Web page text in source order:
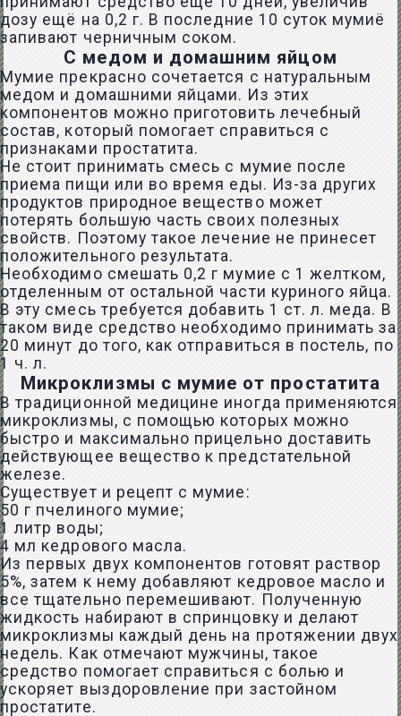
дозу ещё на 0,2 г. В последние 10 суток мумиё
запивают черничным соком.
С медом и домашним яйцом
Мумие прекрасно сочетается с натуральным
медом и домашними яйцами. Из этих
компонентов можно приготовить лечебный
состав, который помогает справиться с
признаками простатита.
Не стоит принимать смесь с мумие после
приема пищи или во время еды. Из-за других
продуктов природное вещество может
потерять большую часть своих полезных
свойств. Поэтому такое лечение не принесет
положительного результата.
Необходимо смешать 0,2 г мумие с 1 желтком,
отделенным от остальной части куриного яйца.
В эту смесь требуется добавить 1 ст. л. меда. В
таком виде средство необходимо принимать за
20 минут до того, как отправиться в постель, по
1 ч. л.
Микроклизмы с мумие от простатита
В традиционной медицине иногда применяются
микроклизмы, с помощью которых можно
быстро и максимально прицельно доставить
действующее вещество к предстательной
железе.
Существует и рецепт с мумие:
50 г пчелиного мумие;
1 литр воды;
4 мл кедрового масла.
Из первых двух компонентов готовят раствор
5%, затем к нему добавляют кедровое масло и
все тщательно перемешивают. Полученную
жидкость набирают в спринцовку и делают
микроклизмы каждый день на протяжении двух
недель. Как отмечают мужчины, такое
средство помогает справиться с болью и
ускоряет выздоровление при застойном
простатите.